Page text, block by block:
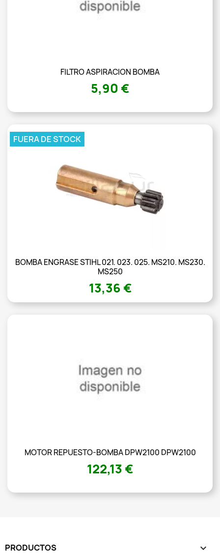
FILTRO ASPIRACION BOMBA
5,90 €
BOMBA ENGRASE STIHL 021. 023. 025. MS210. MS230.
MS250
13,36 €
FUERA DE STOCK
MOTOR REPUESTO-BOMBA DPW2100 DPW2100
122,13 €
PRODUCTOS 